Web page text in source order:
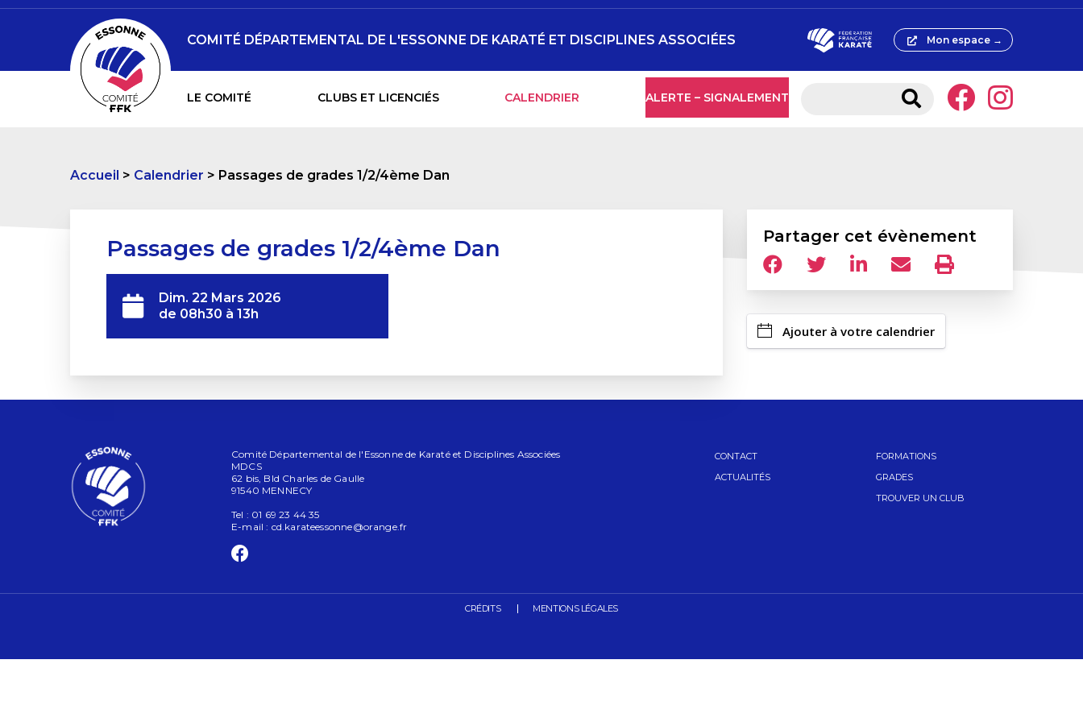
LE COMITÉ CLUBS ET LICENCIÉS CALENDRIER ALERTE – SIGNALEMENT
COMITÉ DÉPARTEMENTAL DE L'ESSONNE DE KARATÉ ET DISCIPLINES ASSOCIÉES Mon espace →
Accueil Calendrier Passages de grades 1/2/4ème Dan
Passages de grades 1/2/4ème Dan
Dim. 22 Mars 2026
de 08h30 à 13h
Partager cet évènement
Ajouter à votre calendrier
Comité Départemental de l'Essonne de Karaté et Disciplines Associées
MDCS
62 bis, Bld Charles de Gaulle
91540 MENNECY
Tel : 01 69 23 44 35
E-mail : cd.karateessonne@orange.fr
CONTACT
ACTUALITÉS
FORMATIONS
GRADES
TROUVER UN CLUB
CRÉDITS MENTIONS LÉGALES